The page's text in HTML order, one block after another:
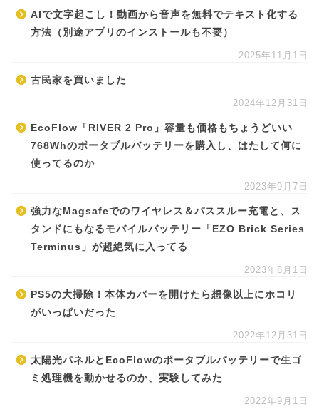
AIで文字起こし！動画から音声を無料でテキスト化する
方法（別途アプリのインストールも不要）
2025年11月1日
古民家を買いました
2024年12月31日
EcoFlow「RIVER 2 Pro」容量も価格もちょうどいい
768Whのポータブルバッテリーを購入し、はたして何に
使ってるのか
2023年9月7日
強力なMagsafeでのワイヤレス＆パススルー充電と、ス
タンドにもなるモバイルバッテリー「EZO Brick Series
Terminus」が超絶気に入ってる
2023年8月1日
PS5の大掃除！本体カバーを開けたら想像以上にホコリ
がいっぱいだった
2022年12月31日
太陽光パネルとEcoFlowのポータブルバッテリーで生ゴ
ミ処理機を動かせるのか、実験してみた
2022年9月1日